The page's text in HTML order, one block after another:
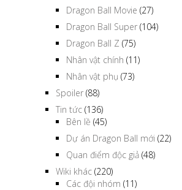
Dragon Ball Movie (27)
Dragon Ball Super (104)
Dragon Ball Z (75)
Nhân vật chính (11)
Nhân vật phụ (73)
Spoiler (88)
Tin tức (136)
Bên lề (45)
Dự án Dragon Ball mới (22)
Quan điểm độc giả (48)
Wiki khác (220)
Các đội nhóm (11)